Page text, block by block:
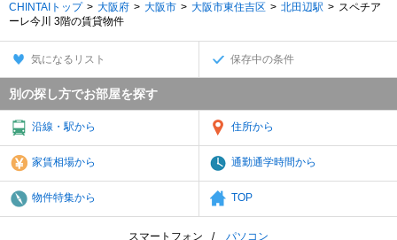
CHINTAIトップ 大阪府 大阪市 大阪市東住吉区 北田辺駅
スペチア
ーレ今川 3階の賃貸物件
気になるリスト 保存中の条件
別の探し方でお部屋を探す
沿線・駅から 住所から
家賃相場から 通勤通学時間から
物件特集から TOP
スマートフォン パソコン